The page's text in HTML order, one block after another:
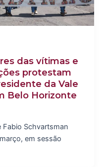
das vítimas e
protestam
da Vale
Belo Horizonte
Fabio Schvartsman
em sessão